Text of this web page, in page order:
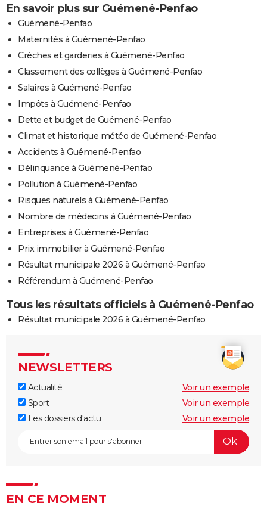
En savoir plus sur Guémené-Penfao
Guémené-Penfao
Maternités à Guémené-Penfao
Crèches et garderies à Guémené-Penfao
Classement des collèges à Guémené-Penfao
Salaires à Guémené-Penfao
Impôts à Guémené-Penfao
Dette et budget de Guémené-Penfao
Climat et historique météo de Guémené-Penfao
Accidents à Guémené-Penfao
Délinquance à Guémené-Penfao
Pollution à Guémené-Penfao
Risques naturels à Guémené-Penfao
Nombre de médecins à Guémené-Penfao
Entreprises à Guémené-Penfao
Prix immobilier à Guémené-Penfao
Résultat municipale 2026 à Guémené-Penfao
Référendum à Guémené-Penfao
Tous les résultats officiels à Guémené-Penfao
Résultat municipale 2026 à Guémené-Penfao
NEWSLETTERS
Actualité
Voir un exemple
Sport
Voir un exemple
Les dossiers d'actu
Voir un exemple
EN CE MOMENT